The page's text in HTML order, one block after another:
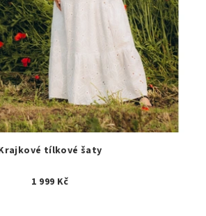
tílkové šaty
1 999 Kč